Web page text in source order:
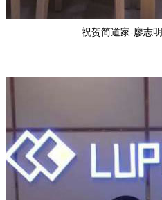
祝贺简道家-廖志明